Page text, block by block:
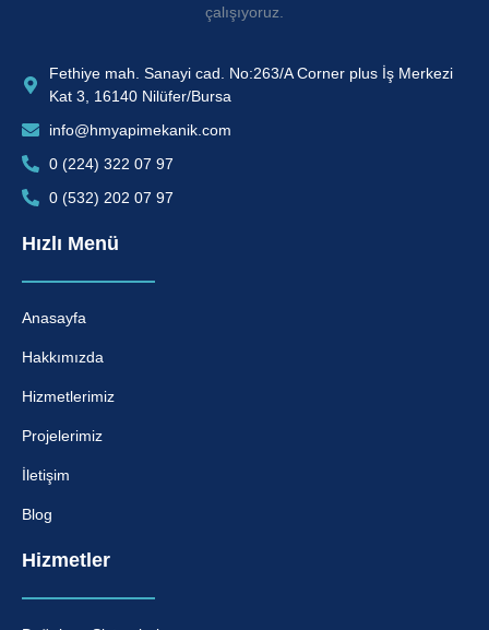
çalışıyoruz.
Fethiye mah. Sanayi cad. No:263/A Corner plus İş Merkezi
Kat 3, 16140 Nilüfer/Bursa
info@hmyapimekanik.com
0 (224) 322 07 97
0 (532) 202 07 97
Hızlı Menü
Anasayfa
Hakkımızda
Hizmetlerimiz
Projelerimiz
İletişim
Blog
Hizmetler